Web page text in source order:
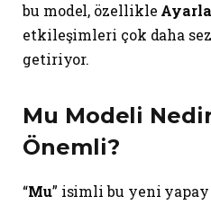
bu model, özellikle
etkileşimleri çok daha
getiriyor.
Mu Modeli
Önemli?
“Mu” isimli bu yeni